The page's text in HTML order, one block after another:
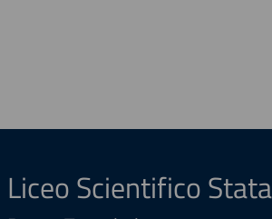
Liceo Scientifico